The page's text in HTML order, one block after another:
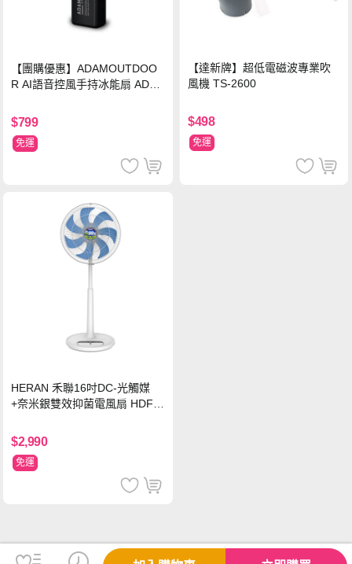
【團購優惠】ADAMOUTDOO
R AI語音控風手持冰能扇 ADFN
$799
免運
【達新牌】超低電磁波專業吹
風機 TS-2600
$498
免運
HERAN 禾聯16吋DC-光觸媒
+奈米銀雙效抑菌電風扇 HDF-1
$2,990
免運